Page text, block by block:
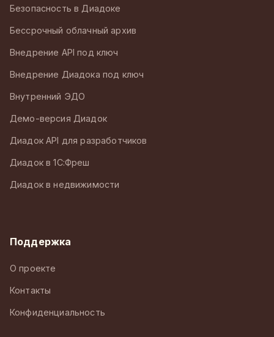
Безопасность в Диадоке
Бессрочный облачный архив
Внедрение API под ключ
Внедрение Диадока под ключ
Внутренний ЭДО
Демо-версия Диадок
Диадок API для разработчиков
Диадок в 1С:Фреш
Диадок в недвижимости
Поддержка
О проекте
Контакты
Конфиденциальность